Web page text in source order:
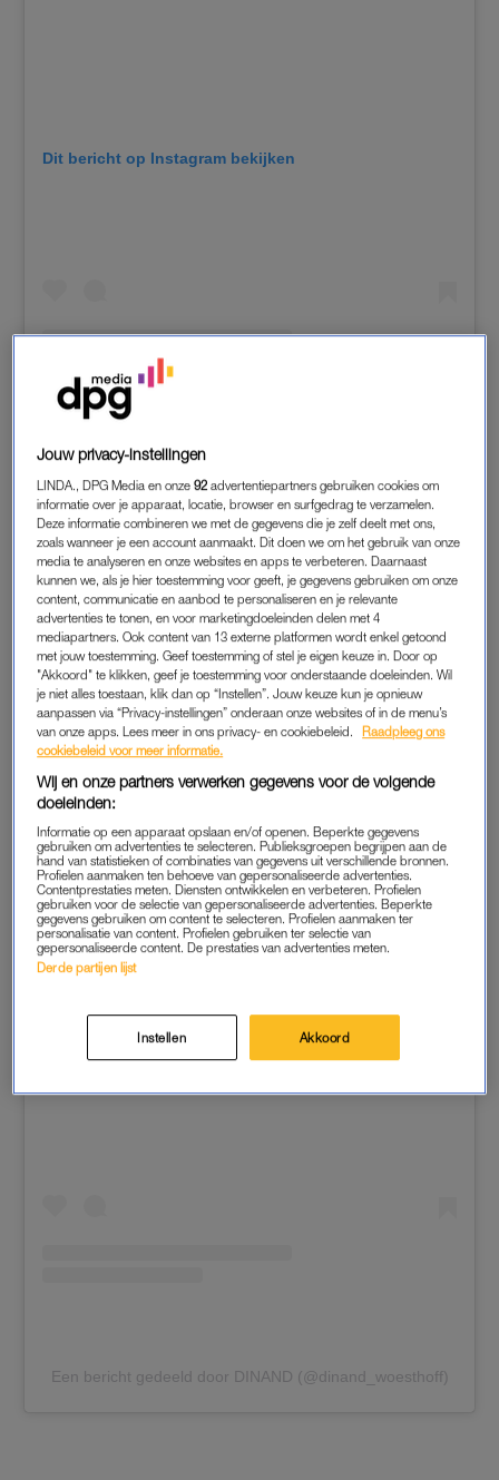
Dit bericht op Instagram bekijken
Een bericht gedeeld door Eric Corton (@ericcorton)
DINAND WOESTHOFF
Dinand en Lucy Woesthoff zijn klaar voor de volgende stap:
“Daar gaan ze, het is echt crazy dit.”
Een bericht gedeeld door DINAND (@dinand_woesthoff)
Jouw privacy-instellingen
LINDA., DPG Media en onze92 advertentiepartners gebruiken cookies om
informatie over je apparaat, locatie, browser en surfgedrag te verzamelen.
Deze informatie combineren we met de gegevens die je zelf deelt met ons,
zoals wanneer je een account aanmaakt. Dit doen we om het gebruik van onze
media te analyseren en onze websites en apps te verbeteren. Daarnaast
kunnen we, als je hier toestemming voor geeft, je gegevens gebruiken om onze
content, communicatie en aanbod te personaliseren en je relevante
advertenties te tonen, en voor marketingdoeleinden delen met 4
mediapartners. Ook content van 13 externe platformen wordt enkel getoond
met jouw toestemming. Geef toestemming of stel je eigen keuze in. Door op
"Akkoord" te klikken, geef je toestemming voor onderstaande doeleinden. Wil
je niet alles toestaan, klik dan op “Instellen”. Jouw keuze kun je opnieuw
aanpassen via “Privacy-instellingen” onderaan onze websites of in de menu’s
van onze apps. Lees meer in ons privacy- en cookiebeleid.
Raadpleeg ons
cookiebeleid voor meer informatie.
Wij en onze partners verwerken gegevens voor de volgende
doeleinden:
Informatie op een apparaat opslaan en/of openen. Beperkte gegevens
gebruiken om advertenties te selecteren. Publieksgroepen begrijpen aan de
hand van statistieken of combinaties van gegevens uit verschillende bronnen.
Profielen aanmaken ten behoeve van gepersonaliseerde advertenties.
Contentprestaties meten. Diensten ontwikkelen en verbeteren. Profielen
gebruiken voor de selectie van gepersonaliseerde advertenties. Beperkte
gegevens gebruiken om content te selecteren. Profielen aanmaken ter
personalisatie van content. Profielen gebruiken ter selectie van
gepersonaliseerde content. De prestaties van advertenties meten.
Derde partijen lijst
Instellen Akkoord